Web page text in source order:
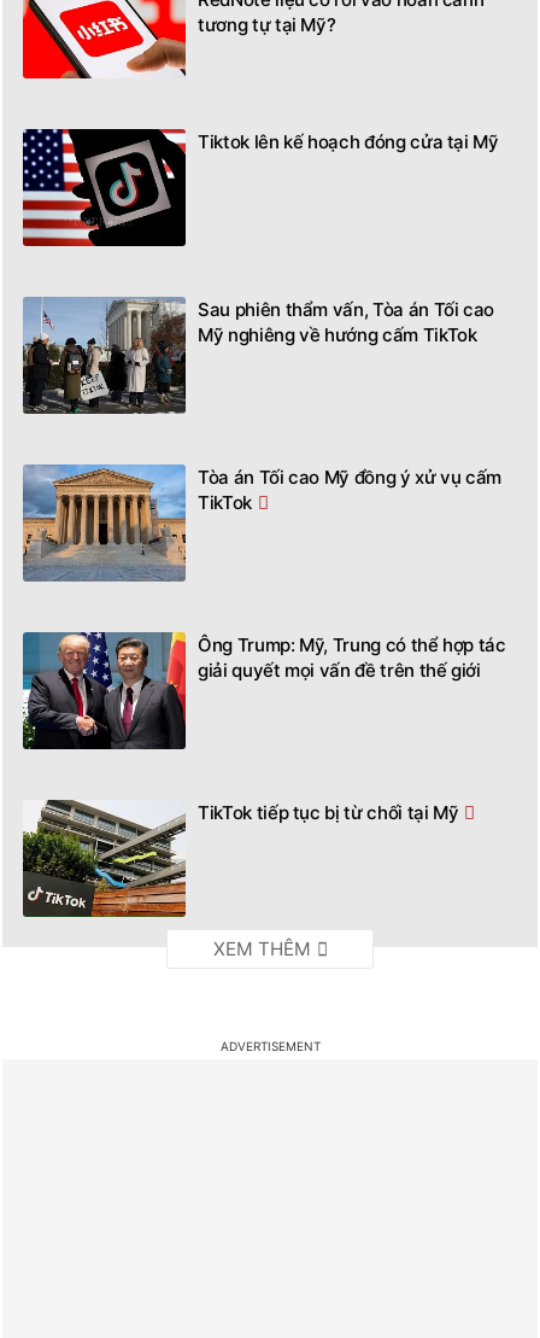
tương tự tại Mỹ?
Tiktok lên kế hoạch đóng cửa tại Mỹ
Sau phiên thẩm vấn, Tòa án Tối cao
Mỹ nghiêng về hướng cấm TikTok
Tòa án Tối cao Mỹ đồng ý xử vụ cấm
TikTok
Ông Trump: Mỹ, Trung có thể hợp tác
giải quyết mọi vấn đề trên thế giới
TikTok tiếp tục bị từ chối tại Mỹ